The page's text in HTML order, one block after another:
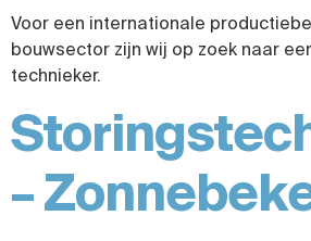
Voor een internationale
bouwsector zijn wij op zoek naar
technieker.
–